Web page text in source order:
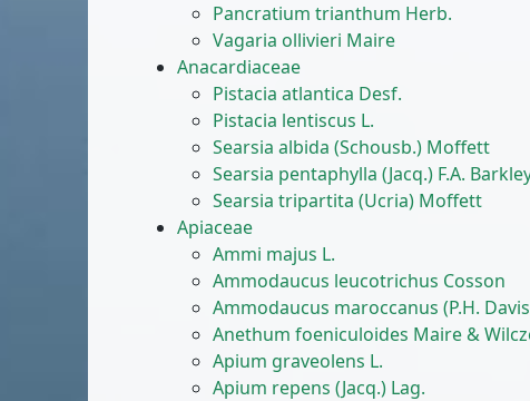
Pancratium trianthum Herb.
Vagaria ollivieri Maire
Anacardiaceae
Pistacia atlantica Desf.
Pistacia lentiscus L.
Searsia albida (Schousb.) Moffett
Searsia pentaphylla (Jacq.) F.A.
Searsia tripartita (Ucria) Moffett
Apiaceae
Ammi majus L.
Ammodaucus leucotrichus Cosson
Ammodaucus maroccanus (P.H.
Anethum foeniculoides Maire &
Apium graveolens L.
Apium repens (Jacq.) Lag.